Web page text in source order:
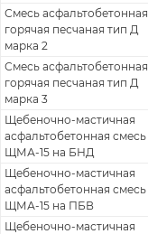
Смесь асфальтобетонная
горячая песчаная тип Д
марка 2
Смесь асфальтобетонная
горячая песчаная тип Д
марка 3
Щебеночно-мастичная
асфальтобетонная смесь
ЩМА-15 на БНД
Щебеночно-мастичная
асфальтобетонная смесь
ЩМА-15 на ПБВ
Щебеночно-мастичная